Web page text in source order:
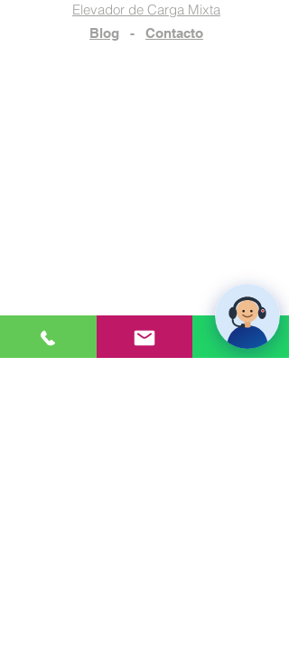
Elevador de Carga Mixta
Blog - Contacto